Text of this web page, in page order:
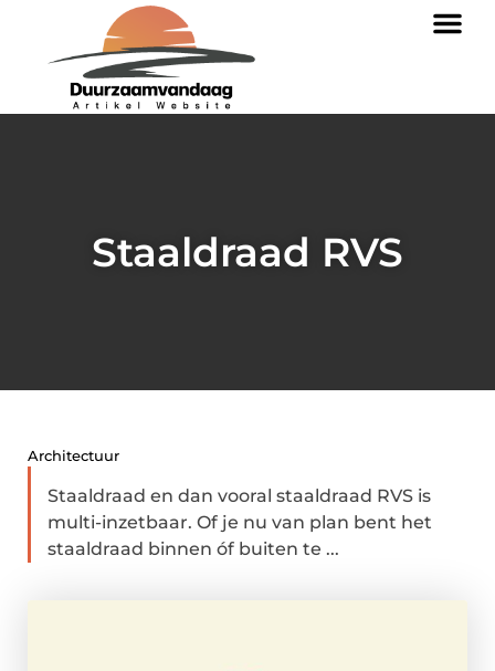
Staaldraad RVS
Architectuur
Staaldraad en dan vooral staaldraad RVS is
multi-inzetbaar. Of je nu van plan bent het
staaldraad binnen óf buiten te ...